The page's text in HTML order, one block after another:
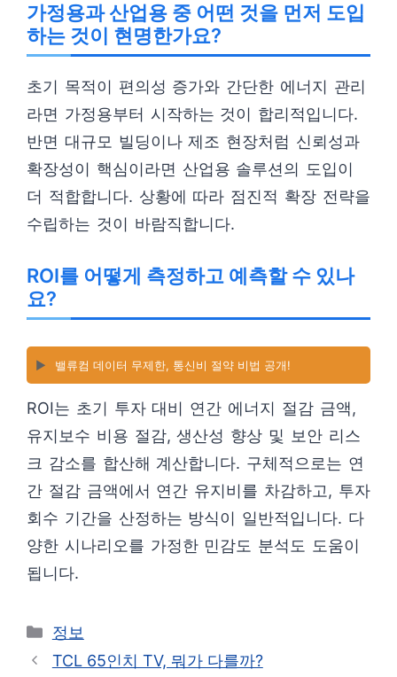
가정용과 산업용 중 어떤 것을 먼저 도입
하는 것이 현명한가요?
초기 목적이 편의성 증가와 간단한 에너지 관리
라면 가정용부터 시작하는 것이 합리적입니다.
반면 대규모 빌딩이나 제조 현장처럼 신뢰성과
확장성이 핵심이라면 산업용 솔루션의 도입이
더 적합합니다. 상황에 따라 점진적 확장 전략을
수립하는 것이 바람직합니다.
ROI를 어떻게 측정하고 예측할 수 있나
요?
▶️ 밸류컴 데이터 무제한, 통신비 절약 비법 공개!
ROI는 초기 투자 대비 연간 에너지 절감 금액,
유지보수 비용 절감, 생산성 향상 및 보안 리스
크 감소를 합산해 계산합니다. 구체적으로는 연
간 절감 금액에서 연간 유지비를 차감하고, 투자
회수 기간을 산정하는 방식이 일반적입니다. 다
양한 시나리오를 가정한 민감도 분석도 도움이
됩니다.
카
테
정보
TCL 65인치 TV, 뭐가 다를까?